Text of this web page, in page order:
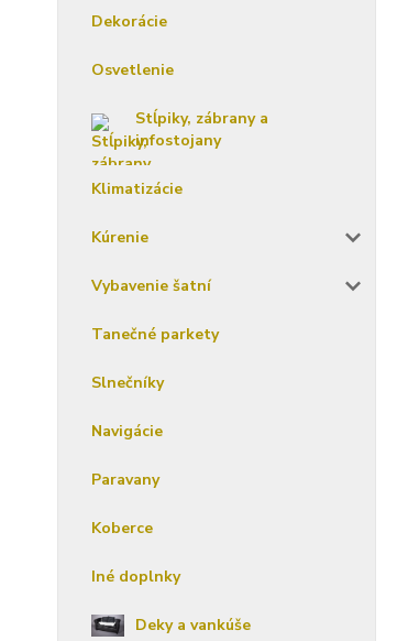
Dekorácie
Osvetlenie
Stĺpiky, zábrany a
infostojany
Klimatizácie
Kúrenie
Vybavenie šatní
Tanečné parkety
Slnečníky
Navigácie
Paravany
Koberce
Iné doplnky
Deky a vankúše